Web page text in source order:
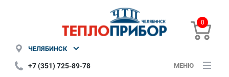
ЧЕЛЯБИНСК
+7 (351) 725-89-78 МЕНЮ
0